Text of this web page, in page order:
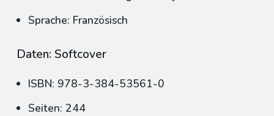
Sprache: Französisch
Daten: Softcover
ISBN: 978-3-384-53561-0
Seiten: 244